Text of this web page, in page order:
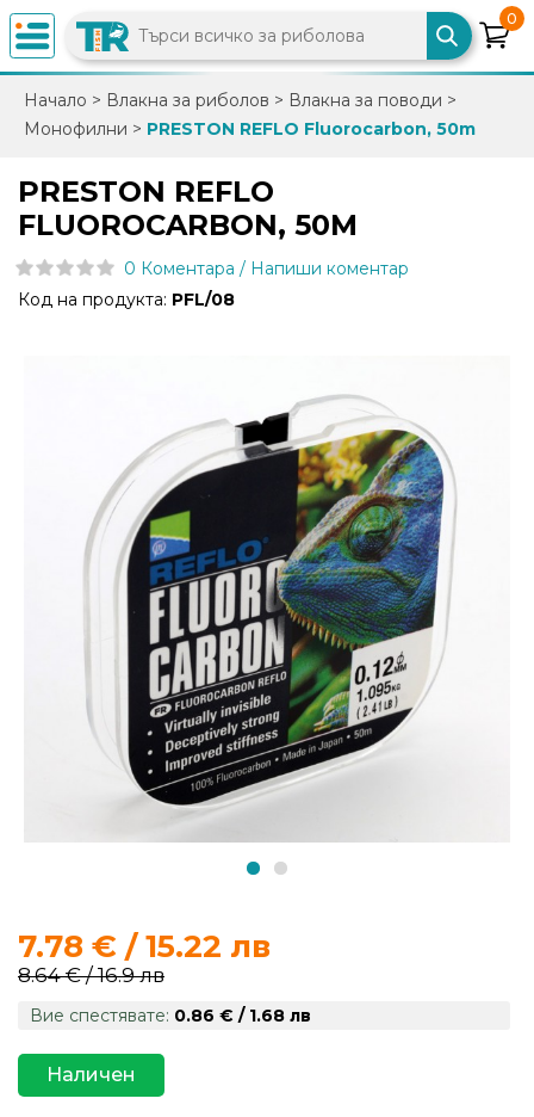
×
0882
086
info@trfish.com
Промоции
Нови
продукти
за
риболов
за
0
Начало > Влакна за риболов > Влакна за поводи >
Монофилни > PRESTON REFLO Fluorocarbon, 50m
PRESTON REFLO
FLUOROCARBON, 50M
0 Коментара / Напиши коментар
Код на продукта: PFL/08
7.78 € / 15.22 лв
8.64 € / 16.9 лв
Вие спестявате: 0.86 € / 1.68 лв
Наличен